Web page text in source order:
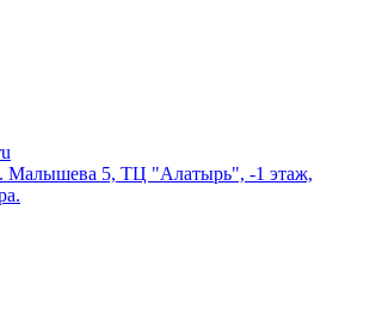
Малышева 5, ТЦ "Алатырь", -1 этаж,